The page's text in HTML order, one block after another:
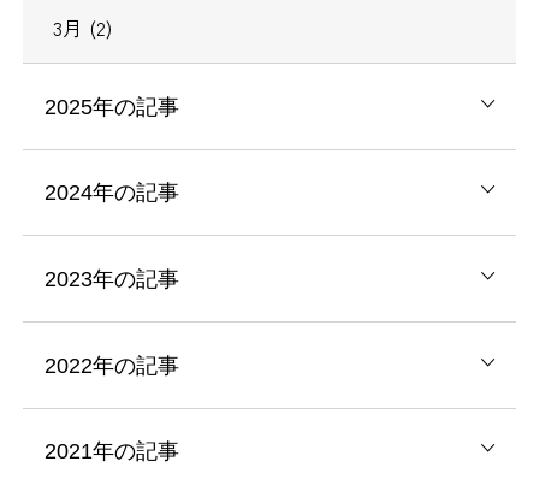
3月 (2)
2025年の記事
2024年の記事
2023年の記事
2022年の記事
2021年の記事